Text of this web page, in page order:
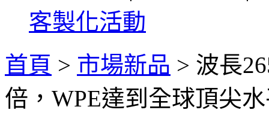
客製化活動
首頁 > 市場新品 > 波長
倍，WPE達到全球頂尖